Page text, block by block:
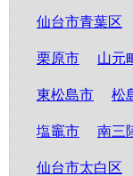
仙台市青葉区
栗原市 山元
東松島市 松
塩竈市 南三
仙台市太白区